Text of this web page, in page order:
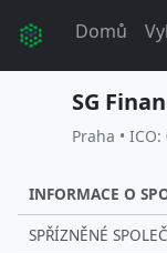
Domů
SG
Praha • ICO:
INFORMACE O
SPŘÍZNĚNÉ